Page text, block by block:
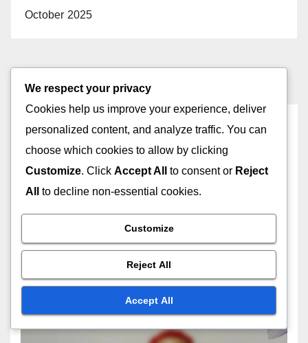
October 2025
You missed
ニッチなエコフレンドリーサブ
スクリプションボックス：ター
ゲットオーディエンスと市場成
長
HARUTO YAMASHITA
We respect your privacy
Cookies help us improve your experience, deliver
personalized content, and analyze traffic. You can
choose which cookies to allow by clicking
Customize. Click Accept All to consent or Reject
All
to decline non-essential cookies.
Customize
Reject All
Accept All